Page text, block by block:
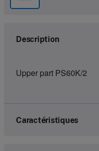
Description
Upper part PS60K/2
Caractéristiques